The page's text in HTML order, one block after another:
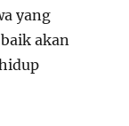
yang
akan